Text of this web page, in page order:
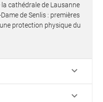
cathédrale de Lausanne
de Senlis : premières
protection physique du
keyboard_arrow_down
keyboard_arrow_down